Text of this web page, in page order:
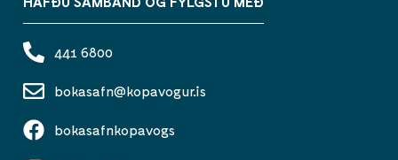
441 6800
bokasafn@kopavogur.is
bokasafnkopavogs